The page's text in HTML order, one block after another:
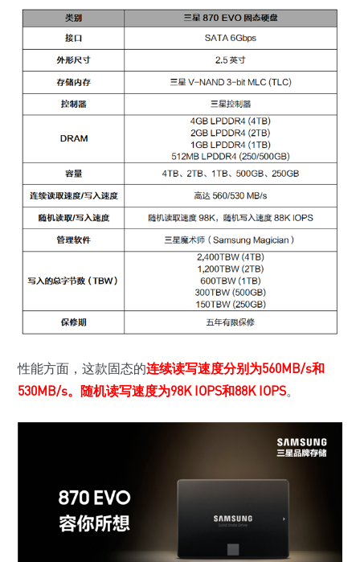
性能方面，这款固态的连续读写速度分别为560MB/s和
530MB/s。随机读写速度为98K IOPS和88K IOPS。